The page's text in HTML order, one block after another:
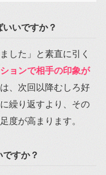
いですか？
した」と素直に引く
ョンで相手の印象が
、次回以降むしろ好
繰り返すより、その
度が高まります。
すか？